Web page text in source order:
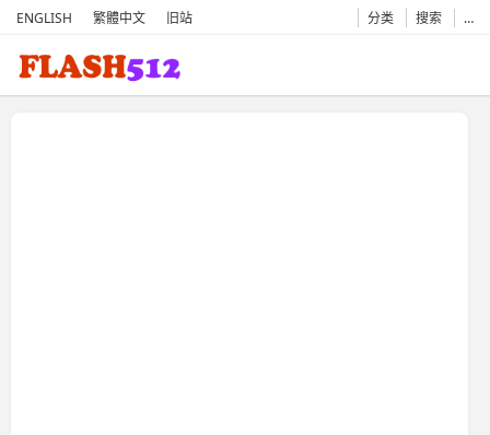
ENGLISH 繁體中文 旧站 分类 搜索 …